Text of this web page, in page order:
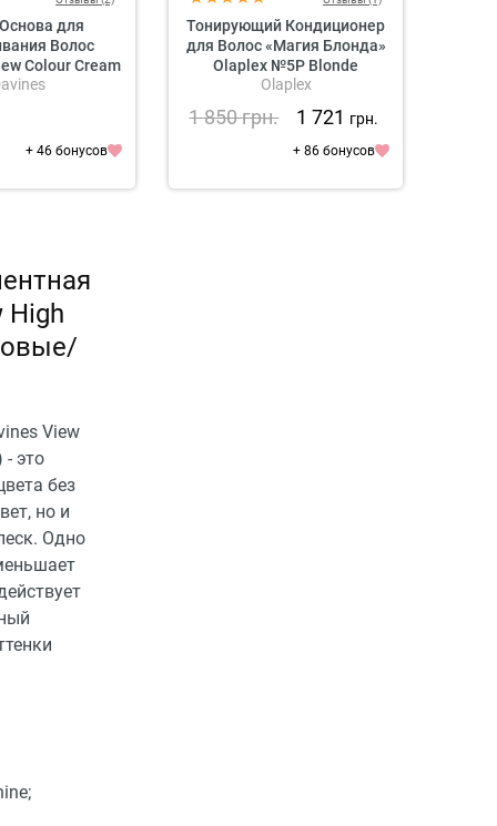
для
Волос
Colour Cream
Base
+ 46 бонусов
Тонирующий Кондиционер
для Волос «Магия Блонда»
Olaplex №5P Blonde
Enhancer Toning Conditioner
Olaplex
1 850грн. 1 721 грн.
+ 86 бонусов
High
View
- это
без
но и
Одно